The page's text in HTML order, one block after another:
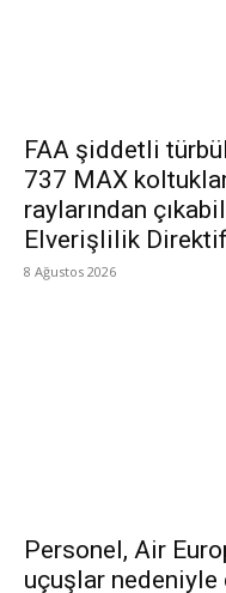
FAA şiddetli
737 MAX
raylarından
Elverişlilik
8 Ağustos 2026
Personel, Air
uçuşlar nedeniyle